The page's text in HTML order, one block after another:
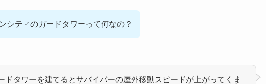
シティのガードタワーって何なの？
ドタワーを建てるとサバイバーの屋外移動スピードが上がってくま